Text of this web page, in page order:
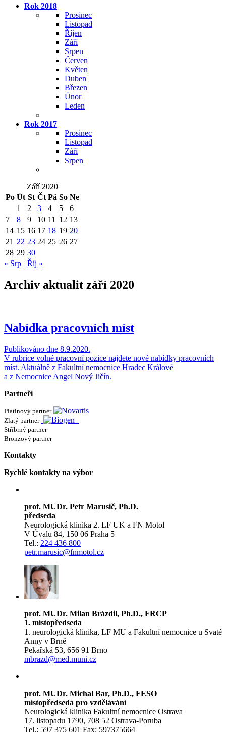
Rok 2018
Prosinec
Listopad
Říjen
Září
Srpen
Červen
Květen
Duben
Březen
Únor
Leden
Rok 2017
Prosinec
Listopad
Září
Srpen
Září 2020
Po Út St Čt Pá So Ne
1
2 3 4 5
6
7
8 9 10 11 12 13
14 15 16 17 18 19 20
21 22 23 24 25 26 27
28 29 30
« Srp
Říj »
Archiv aktualit září 2020
Nabídka pracovních míst
Publikováno dne 8.9.2020.
V rubrice volné pracovní pozice najdete nové nabídky pracovních
míst. Aktuálně z Fakultní nemocnice Hradec Králové
a z Nemocnice Angel Nový Jičín.
Partneři
Platinový partner
Zlatý partner
Stříbrný partner
Bronzový partner
Kontakty
Rychlé kontakty na výbor
prof. MUDr. Petr Marusič, Ph.D.
předseda
Neurologická klinika 2. LF UK a FN Motol
V Úvalu 84, 150 06 Praha 5
Tel.: 224 436 800
petr.marusic@fnmotol.cz
prof. MUDr. Milan Brázdil, Ph.D., FRCP
1. místopředseda
1. neurologická klinika, LF MU a Fakultní nemocnice u Svaté
Anny v Brně
Pekařská 53, 656 91 Brno
mbrazd@med.muni.cz
prof. MUDr. Michal Bar, Ph.D., FESO
místopředseda pro vzdělávání
Neurologická klinika Fakultní nemocnice Ostrava
17. listopadu 1790, 708 52 Ostrava-Poruba
Tel.: 597 375 601 Fax: 597375664